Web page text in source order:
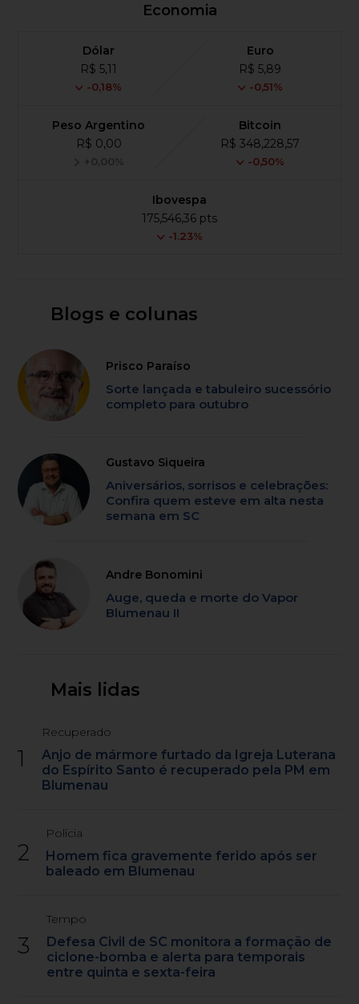
Economia
Dólar
R$ 5,11
-0,18%
Euro
R$ 5,89
-0,51%
Peso Argentino
R$ 0,00
+0,00%
Bitcoin
R$ 348,228,57
-0,50%
Ibovespa
175,546,36 pts
-1.23%
Blogs e colunas
Prisco Paraíso
Sorte lançada e tabuleiro sucessório
completo para outubro
Gustavo Siqueira
Aniversários, sorrisos e celebrações:
Confira quem esteve em alta nesta
semana em SC
Andre Bonomini
Auge, queda e morte do Vapor
Blumenau II
Mais lidas
1
Recuperado
Anjo de mármore furtado da Igreja Luterana
do Espírito Santo é recuperado pela PM em
Blumenau
2
Polícia
Homem fica gravemente ferido após ser
baleado em Blumenau
3
Tempo
Defesa Civil de SC monitora a formação de
ciclone-bomba e alerta para temporais
entre quinta e sexta-feira